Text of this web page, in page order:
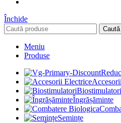
Închide
Caută
Meniu
Produse
Biostimulatori
Îngrășăminte
Semințe